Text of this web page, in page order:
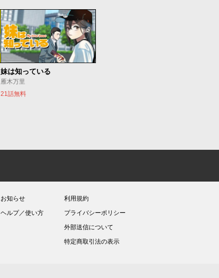
妹は知っている
雁木万里
21話無料
お知らせ
ヘルプ／使い方
利用規約
プライバシーポリシー
外部送信について
特定商取引法の表示